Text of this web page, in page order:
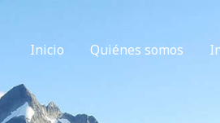
Inicio Quiénes somos